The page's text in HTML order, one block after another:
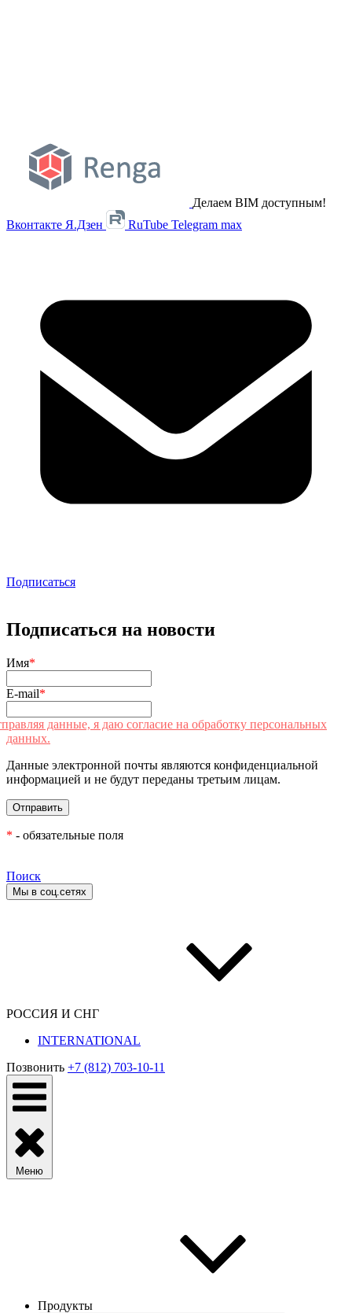
Делаем BIM доступным!
Вконтакте Я.Дзен RuTube Telegram max
Подписаться
Подписаться на новости
Имя*
E-mail*
данные, я даю согласие на обработку персональных
данных.
Данные электронной почты являются конфиденциальной
информацией и не будут переданы третьим лицам.
* - обязательные поля
Поиск
Мы в соц.сетях
РОССИЯ И СНГ
INTERNATIONAL
Позвонить +7 (812) 703-10-11
Меню
Продукты